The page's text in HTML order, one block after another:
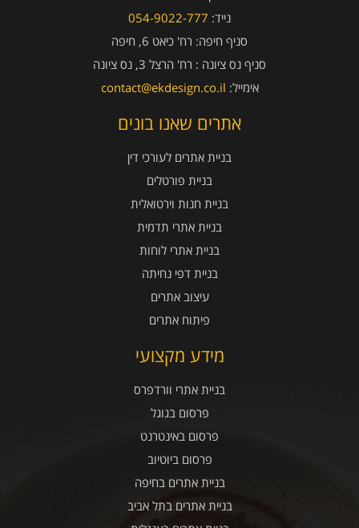
נייד: 054-9022-777
סניף חיפה: רח' כיאט 6, חיפה
סניף נס ציונה : רח' הרצל 3, נס ציונה
אימייל: contact@ekdesign.co.il
אתרים שאנו בונים
בניית אתרים לעורכי דין
בניית פורטלים
בניית חנות וירטואלית
בניית אתרי תדמית
בניית אתרי לוחות
בניית דפי נחיתה
עיצוב אתרים
פיתוח אתרים
מידע מקצועי
בניית אתרי וורדפרס
פרסום בגוגל
פרסום באינטרנט
פרסום ביוטיוב
בניית אתרים בחיפה
בניית אתרים בתל אביב